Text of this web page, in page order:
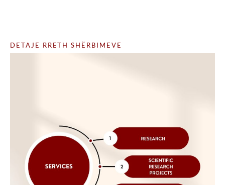
DETAJE RRETH SHËRBIMEVE